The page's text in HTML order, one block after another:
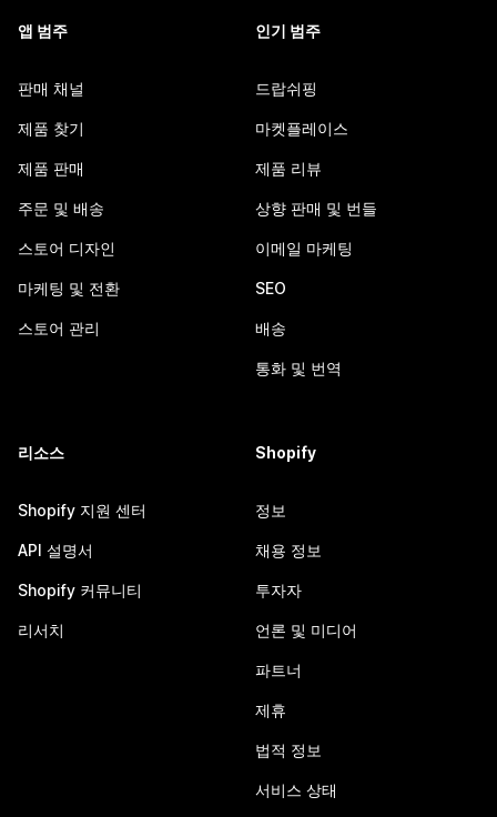
앱 범주
판매 채널
제품 찾기
제품 판매
주문 및 배송
스토어 디자인
마케팅 및 전환
스토어 관리
인기 범주
드랍쉬핑
마켓플레이스
제품 리뷰
상향 판매 및 번들
이메일 마케팅
SEO
배송
통화 및 번역
리소스
Shopify 지원 센터
API 설명서
Shopify 커뮤니티
리서치
Shopify
정보
채용 정보
투자자
언론 및 미디어
파트너
제휴
법적 정보
서비스 상태